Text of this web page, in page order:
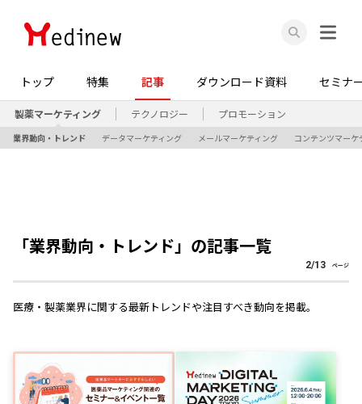
トップ 特集 記事 ダウンロード資料 セミナ
製薬マーケティング テクノロジー プロモーション
業界動向・トレンド データマーケティング メールマーケティング コンテンツマーケ
「業界動向・トレンド」の記事一覧
2/13 ページ
医療・製薬業界に関する最新トレンドや注目すべき動向を掲載。